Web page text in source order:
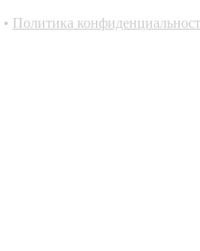
• Политика